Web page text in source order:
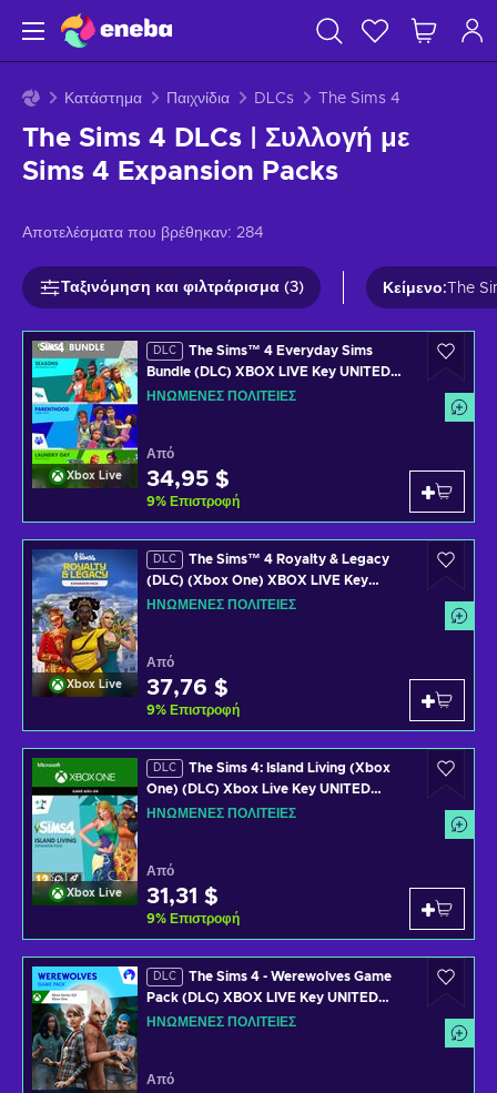
Κατάστημα Παιχνίδια DLCs The Sims 4
The Sims 4 DLCs | Συλλογή με
Sims 4 Expansion Packs
Αποτελέσματα που βρέθηκαν: 284
Ταξινόμηση και φιλτράρισμα (3) Κείμενο: The
Xbox Live
DLC
The Sims™ 4 Everyday Sims
Bundle (DLC) XBOX LIVE Key UNITED
STATES
ΗΝΩΜΈΝΕΣ ΠΟΛΙΤΕΊΕΣ
Από
34,95 $
9% Επιστροφή
Xbox Live
DLC
The Sims™ 4 Royalty & Legacy
(DLC) (Xbox One) XBOX LIVE Key
UNITED STATES
ΗΝΩΜΈΝΕΣ ΠΟΛΙΤΕΊΕΣ
Από
37,76 $
9% Επιστροφή
Xbox Live
DLC
The Sims 4: Island Living (Xbox
One) (DLC) Xbox Live Key UNITED
STATES
ΗΝΩΜΈΝΕΣ ΠΟΛΙΤΕΊΕΣ
Από
31,31 $
9% Επιστροφή
DLC
The Sims 4 - Werewolves Game
Pack (DLC) XBOX LIVE Key UNITED
STATES
ΗΝΩΜΈΝΕΣ ΠΟΛΙΤΕΊΕΣ
Από